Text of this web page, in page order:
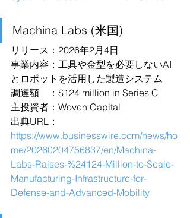
Machina Labs (米国)
リリース：2026年2月4日
事業内容：工具や金型を必要しないAI
とロボットを活用した製造システム
調達額　：$124 million in Series C
主投資者：Woven Capital
出典URL：
https://www.businesswire.com/news/ho
me/20260204756837/en/Machina-
Labs-Raises-%24124-Million-to-Scale-
Manufacturing-Infrastructure-for-
Defense-and-Advanced-Mobility